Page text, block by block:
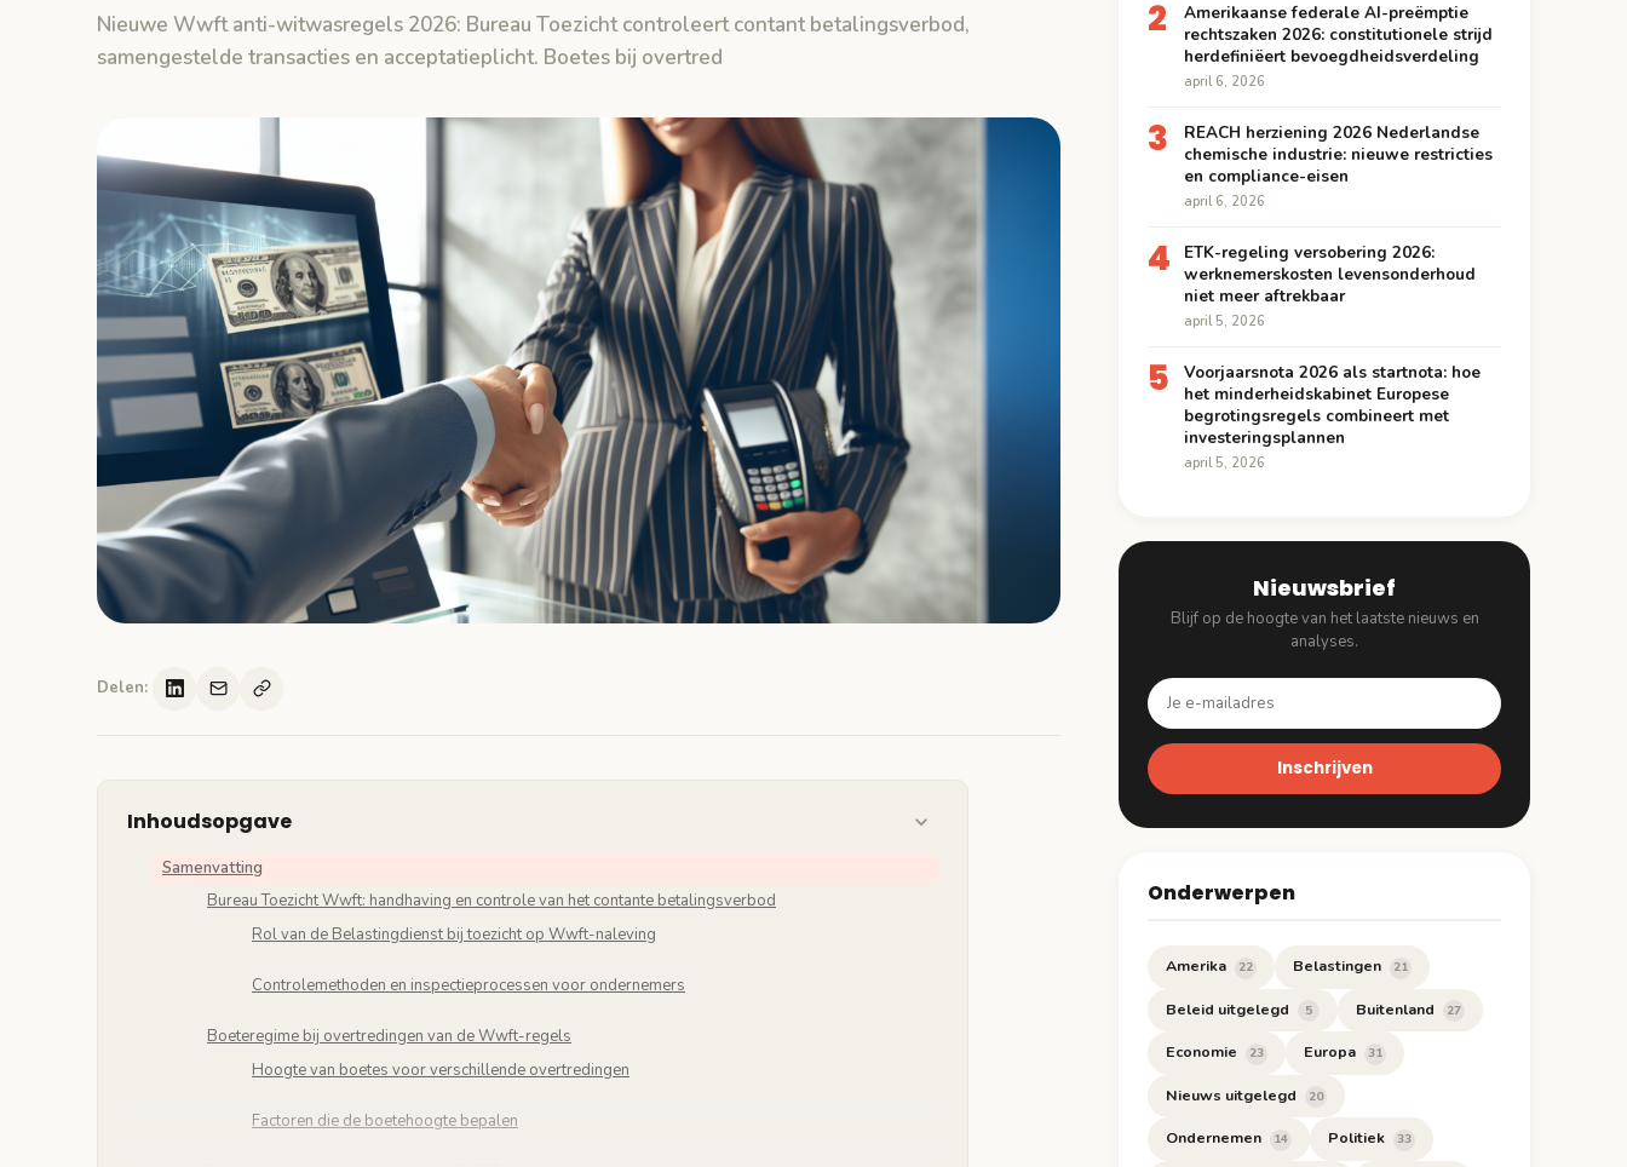
Nieuwe Wwft anti-witwasregels 2026: Bureau Toezicht controleert contant betalingsverbod,
samengestelde transacties en acceptatieplicht. Boetes bij overtred
Delen:
Inhoudsopgave
Samenvatting
Bureau Toezicht Wwft: handhaving en controle van het contante betalingsverbod
Rol van de Belastingdienst bij toezicht op Wwft-naleving
Controlemethoden en inspectieprocessen voor ondernemers
Boeteregime bij overtredingen van de Wwft-regels
Hoogte van boetes voor verschillende overtredingen
Factoren die de boetehoogte bepalen
2
Amerikaanse federale AI-preëmptie
rechtszaken 2026: constitutionele strijd
herdefiniëert bevoegdheidsverdeling
april 6, 2026
3
REACH herziening 2026 Nederlandse
chemische industrie: nieuwe restricties
en compliance-eisen
april 6, 2026
4
ETK-regeling versobering 2026:
werknemerskosten levensonderhoud
niet meer aftrekbaar
april 5, 2026
5
Voorjaarsnota 2026 als startnota: hoe
het minderheidskabinet Europese
begrotingsregels combineert met
investeringsplannen
april 5, 2026
Nieuwsbrief
Blijf op de hoogte van het laatste nieuws en
analyses.
Inschrijven
Onderwerpen
Amerika 22 Belastingen 21
Beleid uitgelegd 5 Buitenland 27
Economie 23 Europa 31
Nieuws uitgelegd 20
Ondernemen 14 Politiek 33